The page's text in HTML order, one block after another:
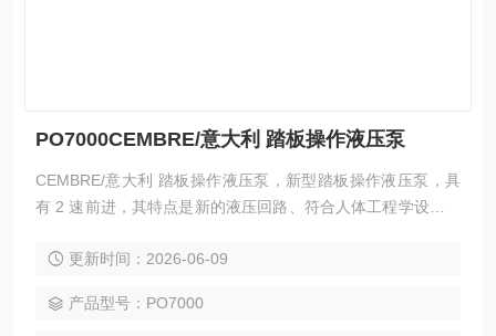
PO7000CEMBRE/意大利 踏板操作液压泵
CEMBRE/意大利 踏板操作液压泵，新型踏板操作液压泵，具
有 2 速前进，其特点是新的液压回路、符合人体工程学设计的
内螺纹快速接头。使用适当的踏板可以随时释放压力。坚固的
更新时间：2026-06-09
产品型号：PO7000